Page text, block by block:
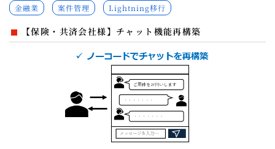
金融業
案件管理 Lightning移行
【保険・共済会社様】チャット機能再構築